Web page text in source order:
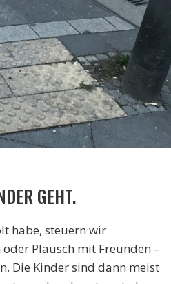
GEHT.
habe, steuern wir
Plausch mit Freunden –
Die Kinder sind dann meist